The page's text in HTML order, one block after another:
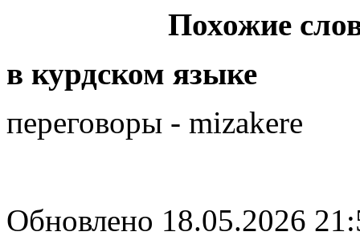
Похожие
в курдском языке
переговоры - mizakere
Обновлено 18.05.2026